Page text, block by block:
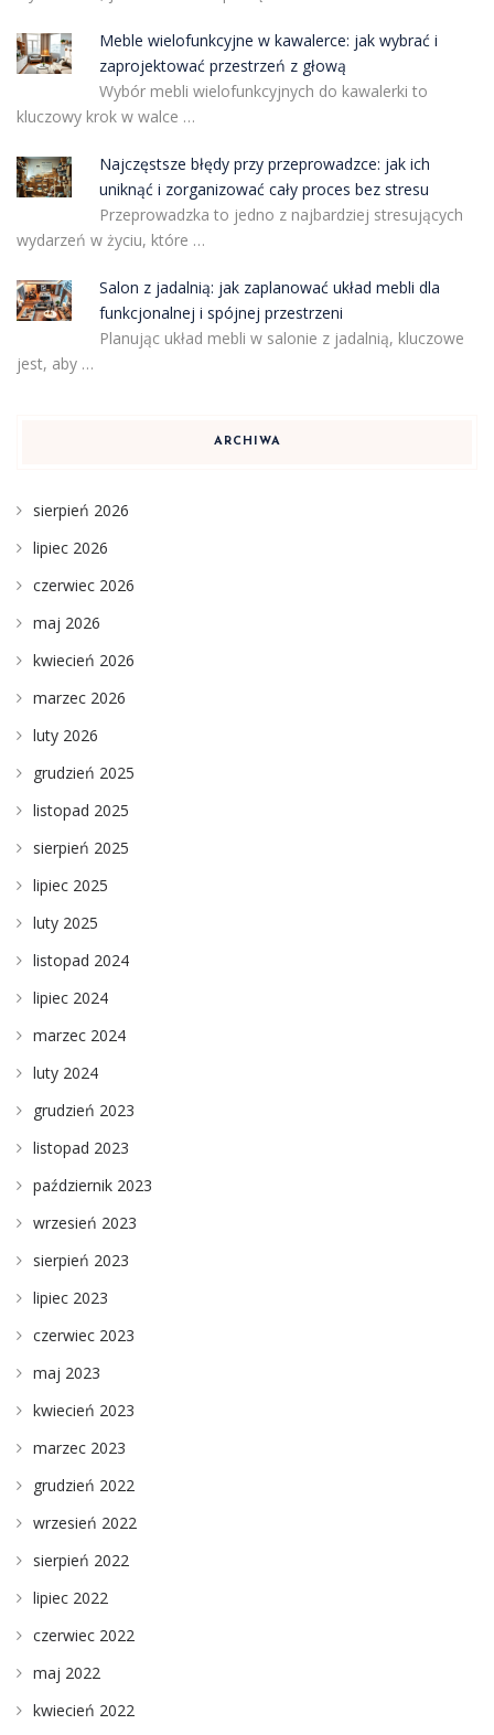
Meble wielofunkcyjne w kawalerce: jak wybrać i
zaprojektować przestrzeń z głową
Wybór mebli wielofunkcyjnych do kawalerki to
kluczowy krok w walce …
Najczęstsze błędy przy przeprowadzce: jak ich
uniknąć i zorganizować cały proces bez stresu
Przeprowadzka to jedno z najbardziej stresujących
wydarzeń w życiu, które …
Salon z jadalnią: jak zaplanować układ mebli dla
funkcjonalnej i spójnej przestrzeni
Planując układ mebli w salonie z jadalnią, kluczowe
jest, aby …
ARCHIWA
sierpień 2026
lipiec 2026
czerwiec 2026
maj 2026
kwiecień 2026
marzec 2026
luty 2026
grudzień 2025
listopad 2025
sierpień 2025
lipiec 2025
luty 2025
listopad 2024
lipiec 2024
marzec 2024
luty 2024
grudzień 2023
listopad 2023
październik 2023
wrzesień 2023
sierpień 2023
lipiec 2023
czerwiec 2023
maj 2023
kwiecień 2023
marzec 2023
grudzień 2022
wrzesień 2022
sierpień 2022
lipiec 2022
czerwiec 2022
maj 2022
kwiecień 2022